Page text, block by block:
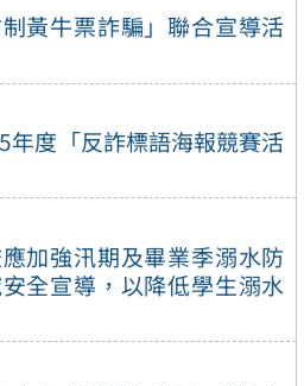
黃牛票詐騙」聯合宣導活
年度「反詐標語海報競賽活
加強汛期及畢業季溺水防
全宣導，以降低學生溺水